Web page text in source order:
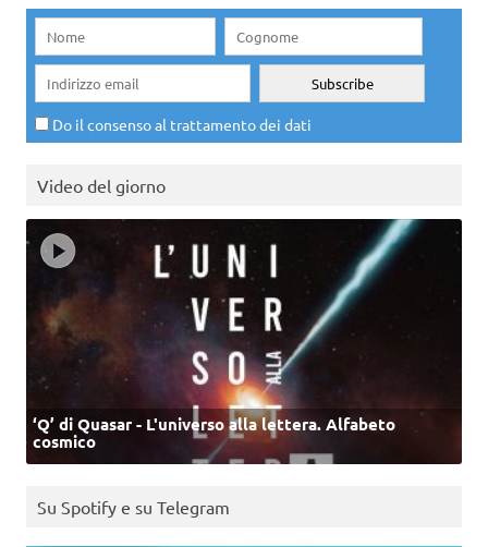
Do il consenso al trattamento dei dati
Video del giorno
‘Q’ di Quasar - L'universo alla lettera. Alfabeto
cosmico
Su Spotify e su Telegram